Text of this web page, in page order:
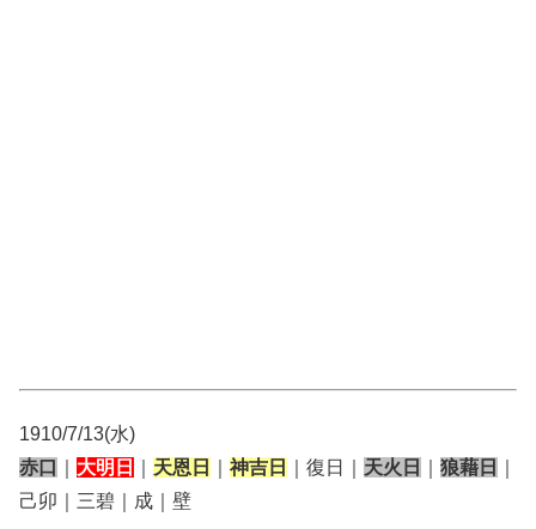
1910/7/13(水)
赤口
大明日 天恩日 神吉日 ｜復日｜ 天火日 狼藉日
己卯｜三碧｜成｜壁